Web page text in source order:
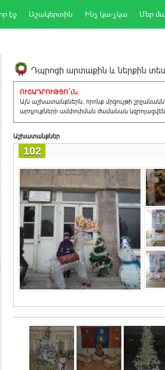
էջ Աշակերտին Ինչ կա-չկա Մեր
Դպրոցի արտաքին և ներքին
ՈՒՇԱԴՐՈՒԹՅՈ´ւՆ.
Այն աշխատանքներն, որոնք մրցույթի
արդյուքների ամփոփման ժամանակ
Աշխատանքներ
102